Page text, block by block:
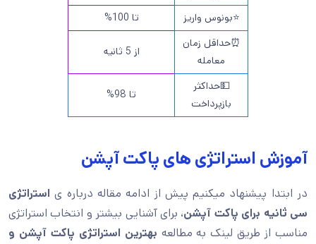
⭐بونوس واریز
تا 100%
⏰حداقل زمان
معامله
از 5 ثانیه
💵حداکثر
بازپرداخت
تا 98%
آموزش استراتژی های پاکت آپشن
در ابتدا پیشنهاد میکنیم پیش از ادامه مقاله درباره ی استراتژی
سی ثانیه برای پاکت آپشن، برای آشنایی بیشتر و انتخاب استراتژی
مناسب از طریق لینک به مطالعه بهترین استراتژی پاکت آپشن و